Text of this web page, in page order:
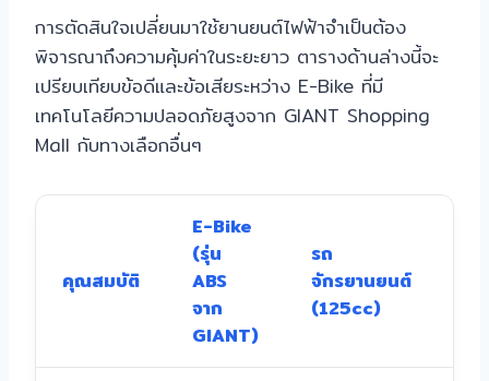
การตัดสินใจเปลี่ยนมาใช้ยานยนต์ไฟฟ้าจำเป็นต้อง
พิจารณาถึงความคุ้มค่าในระยะยาว ตารางด้านล่างนี้จะ
เปรียบเทียบข้อดีและข้อเสียระหว่าง E-Bike ที่มี
เทคโนโลยีความปลอดภัยสูงจาก GIANT Shopping
Mall กับทางเลือกอื่นๆ
คุณสมบัติ
E-Bike
(รุ่น
ABS
จาก
GIANT)
รถ
จักรยานยนต์
(125cc)